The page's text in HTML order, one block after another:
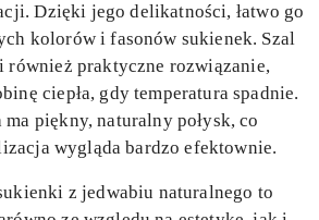
Dzięki jego delikatności, łatwo go
kolorów i fasonów sukienek. Szal
również praktyczne rozwiązanie,
ciepła, gdy temperatura spadnie.
piękny, naturalny połysk, co
wygląda bardzo efektownie.
z jedwabiu naturalnego to